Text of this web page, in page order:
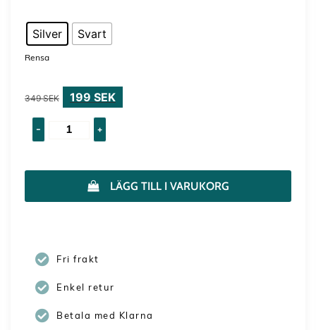
Silver Svart
Rensa
349SEK 199 SEK
- +
LÄGG TILL I VARUKORG
Fri frakt
Enkel retur
Betala med Klarna